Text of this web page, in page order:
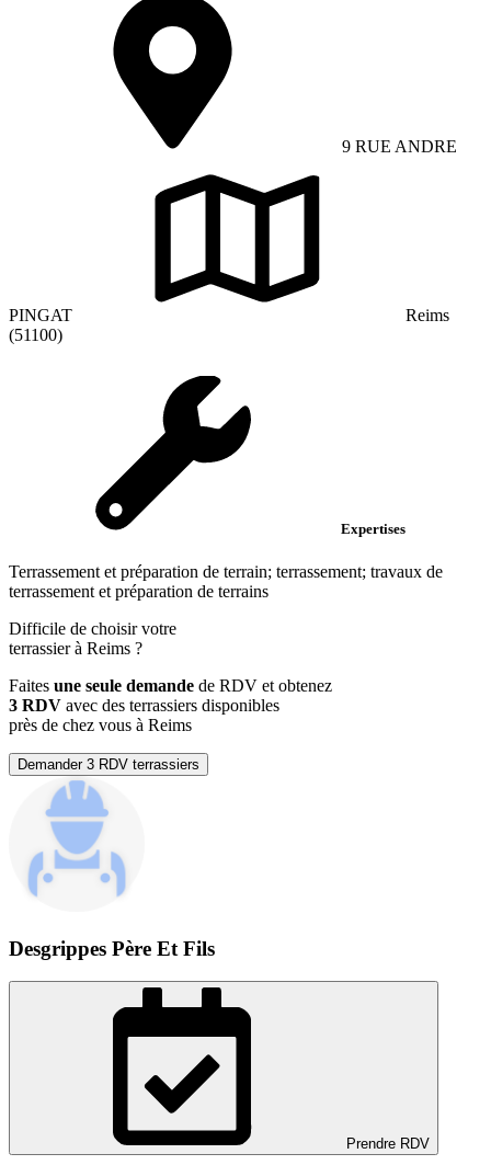
9 RUE ANDRE
PINGAT
Reims
(51100)
Expertises
Terrassement et préparation de terrain; terrassement; travaux de
terrassement et préparation de terrains
Difficile de choisir votre
terrassier à Reims ?
Faites une seule demande de RDV et obtenez
3 RDV avec des terrassiers disponibles
près de chez vous à Reims
Demander 3 RDV terrassiers
Desgrippes Père Et Fils
Prendre RDV